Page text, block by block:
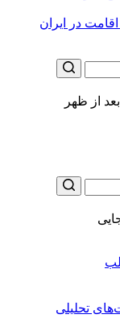
اقامت در ایران
تحلیلی